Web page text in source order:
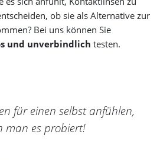
ob sie als Alternative zur
Bei uns können Sie
und unverbindlich testen.
für einen selbst anfühlen,
man es probiert!